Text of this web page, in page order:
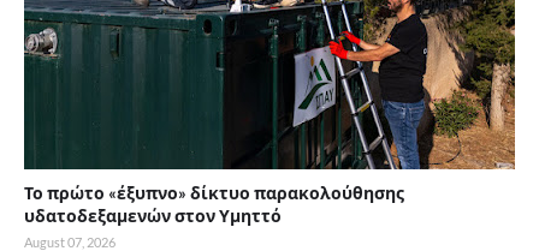
Το πρώτο «έξυπνο» δίκτυο παρακολούθησης
υδατοδεξαμενών στον Υμηττό
August 07, 2026